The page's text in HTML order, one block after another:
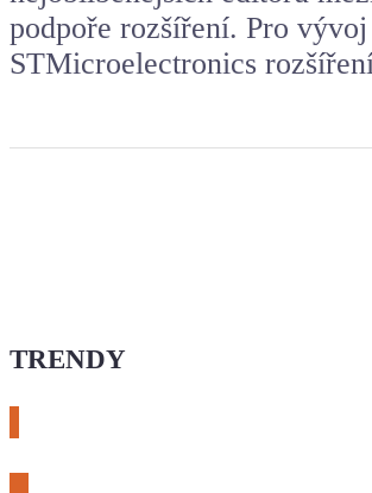
podpoře rozšíření. Pro
STMicroelectronics
TRENDY